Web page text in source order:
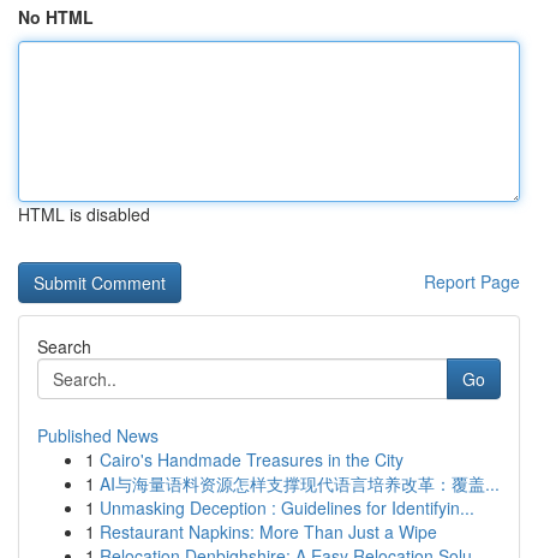
No HTML
HTML is disabled
Report Page
Search
Go
Published News
1 Cairo's Handmade Treasures in the City
1 AI与海量语料资源怎样支撑现代语言培养改革：覆盖...
1 Unmasking Deception : Guidelines for Identifyin...
1 Restaurant Napkins: More Than Just a Wipe